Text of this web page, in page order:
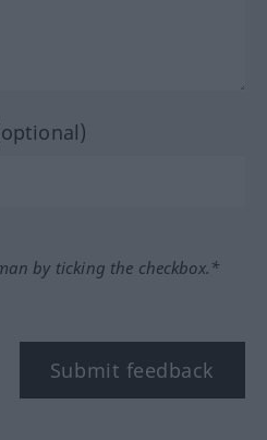
by ticking the checkbox.*
Submit feedback